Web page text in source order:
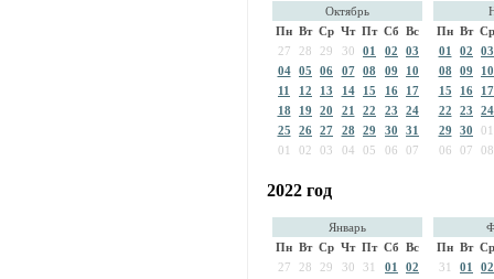
Октябрь
Пн Вт Ср Чт Пт Сб Вс
27
28 29 30 01 02
03
04
05 06 07 08 09
10
11
12 13 14 15 16
17
18
19 20 21 22 23
24
25
26 27 28 29 30
31
01
02 03 04 05 06 07
Пн Вт Ср
01
02
03
08
09
10
15
16
17
22
23
24
29
30
01
06
07 08
2022 год
Январь
Пн Вт Ср Чт Пт Сб Вс
27
28 29 30 31 01
02
Пн Вт Ср
31
01
02